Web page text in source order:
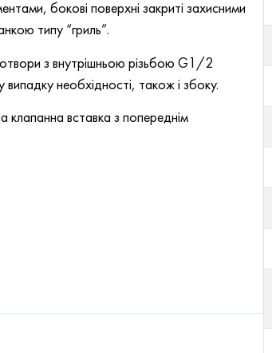
бокові поверхні закриті захисними
типу “гриль”.
отвори з внутрішньою різьбою G1/2
необхідності, також і збоку.
вставка з попереднім